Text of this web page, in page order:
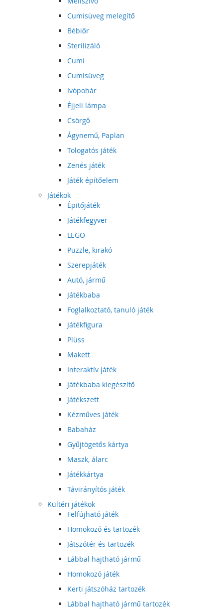
Cumisüveg melegítő
Bébiőr
Sterilizáló
Cumi
Cumisüveg
Ivópohár
Éjjeli lámpa
Csörgő
Ágynemű, Paplan
Tologatós játék
Zenés játék
Játék építőelem
Játékok
Épitőjáték
Játékfegyver
LEGO
Puzzle, kirakó
Szerepjáték
Autó, jármű
Játékbaba
Foglalkoztató, tanuló játék
Játékfigura
Plüss
Makett
Interaktív játék
Játékbaba kiegészítő
Játékszett
Kézműves játék
Babaház
Gyűjtögetős kártya
Maszk, álarc
Játékkártya
Távirányítós játék
Kültéri játékok
Felfújható játék
Homokozó és tartozék
Játszótér és tartozék
Lábbal hajtható jármű
Homokozó játék
Kerti játszóház tartozék
Lábbal hajtható jármű tartozék